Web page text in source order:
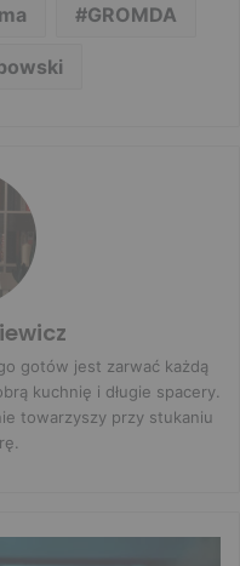
GROMDA
gotów jest zarwać każdą
kuchnię i długie spacery.
towarzyszy przy stukaniu